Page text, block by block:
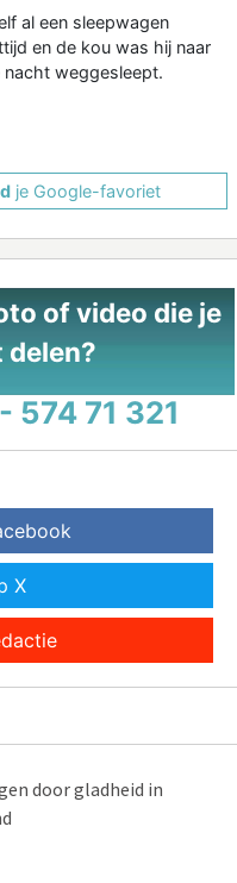
al een sleepwagen
en de kou was hij naar
weggesleept.
je Google-favoriet
of video die je
delen?
574 71 321
X
door gladheid in